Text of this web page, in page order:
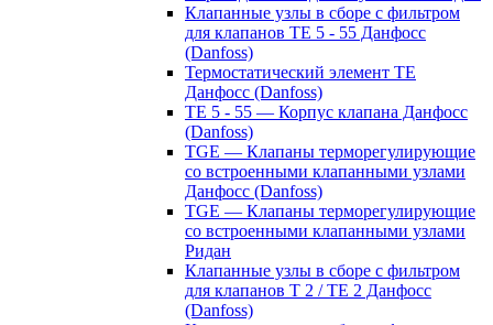
Клапанные узлы в сборе с фильтром
для клапанов TE 5 - 55 Данфосс
(Danfoss)
Термостатический элемент TE
Данфосс (Danfoss)
TE 5 - 55 — Корпус клапана Данфосс
(Danfoss)
TGE — Клапаны терморегулирующие
со встроенными клапанными узлами
Данфосс (Danfoss)
TGE — Клапаны терморегулирующие
со встроенными клапанными узлами
Ридан
Клапанные узлы в сборе с фильтром
для клапанов T 2 / TE 2 Данфосс
(Danfoss)